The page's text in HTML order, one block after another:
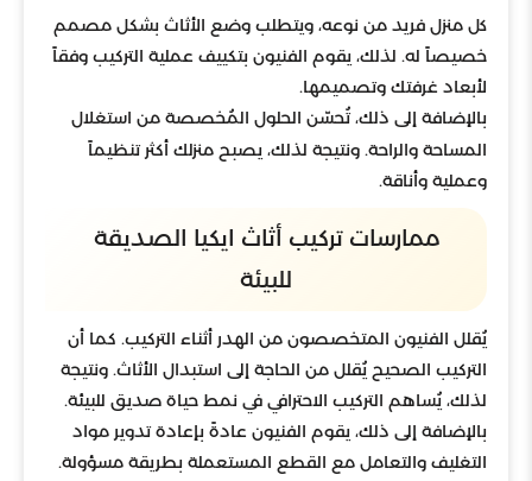
كل منزل فريد من نوعه، ويتطلب وضع الأثاث بشكل مصمم
خصيصاً له. لذلك، يقوم الفنيون بتكييف عملية التركيب وفقاً
لأبعاد غرفتك وتصميمها.
بالإضافة إلى ذلك، تُحسّن الحلول المُخصصة من استغلال
المساحة والراحة. ونتيجة لذلك، يصبح منزلك أكثر تنظيماً
وعملية وأناقة.
ممارسات تركيب أثاث ايكيا الصديقة
للبيئة
يُقلل الفنيون المتخصصون من الهدر أثناء التركيب. كما أن
التركيب الصحيح يُقلل من الحاجة إلى استبدال الأثاث. ونتيجة
لذلك، يُساهم التركيب الاحترافي في نمط حياة صديق للبيئة.
بالإضافة إلى ذلك، يقوم الفنيون عادةً بإعادة تدوير مواد
التغليف والتعامل مع القطع المستعملة بطريقة مسؤولة.